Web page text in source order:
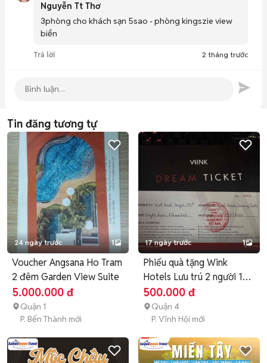
Nguyễn Tt Thơ
3phòng cho khách sạn 5sao - phòng kingszie view
biển
Trả lời 2 tháng trước
Tin đăng tương tự
24 ngày trước 1
Voucher Angsana Ho Tram
2 đêm Garden View Suite
5.000.000 đ
Quận 1
P. Bến Thành mới
17 ngày trước 1
Phiếu quà tặng Wink
Hotels Lưu trú 2 người 1
đêm
500.000 đ
Quận 4
P. Vĩnh Hội mới